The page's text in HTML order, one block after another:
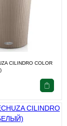
CILINDRO COLOR